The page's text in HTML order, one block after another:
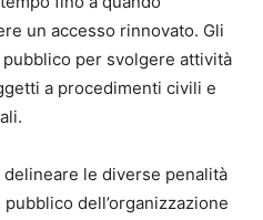
un accesso rinnovato. Gli
per svolgere attività
a procedimenti civili e
le diverse penalità
dell’organizzazione